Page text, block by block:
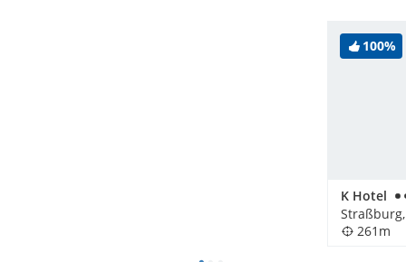
100%
K Hotel
261m